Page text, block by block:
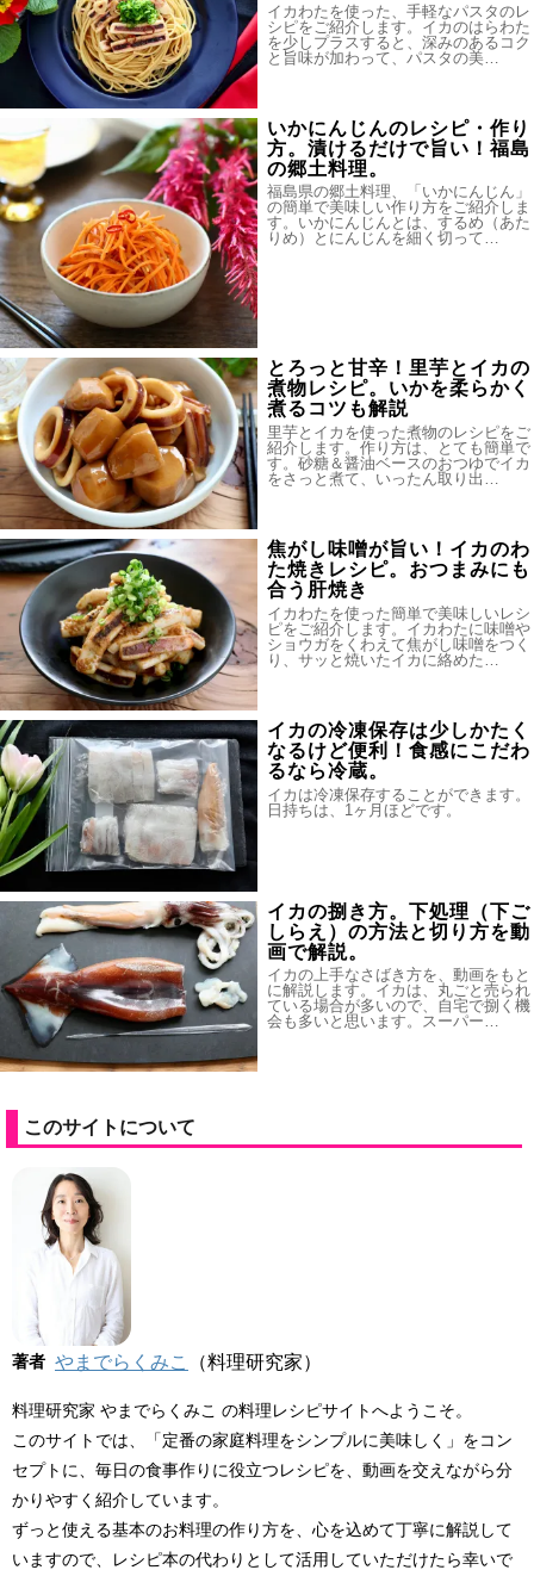
イカわたを使った、手軽なパスタのレ
シピをご紹介します。イカのはらわた
を少しプラスすると、深みのあるコク
と旨味が加わって、パスタの美…
いかにんじんのレシピ・作り
方。漬けるだけで旨い！福島
の郷土料理。
福島県の郷土料理、「いかにんじん」
の簡単で美味しい作り方をご紹介しま
す。いかにんじんとは、するめ（あた
りめ）とにんじんを細く切って…
とろっと甘辛！里芋とイカの
煮物レシピ。いかを柔らかく
煮るコツも解説
里芋とイカを使った煮物のレシピをご
紹介します。作り方は、とても簡単で
す。砂糖＆醤油ベースのおつゆでイカ
をさっと煮て、いったん取り出…
焦がし味噌が旨い！イカのわ
た焼きレシピ。おつまみにも
合う肝焼き
イカわたを使った簡単で美味しいレシ
ピをご紹介します。イカわたに味噌や
ショウガをくわえて焦がし味噌をつく
り、サッと焼いたイカに絡めた…
イカの冷凍保存は少しかたく
なるけど便利！食感にこだわ
るなら冷蔵。
イカは冷凍保存することができます。
日持ちは、1ヶ月ほどです。
イカの捌き方。下処理（下ご
しらえ）の方法と切り方を動
画で解説。
イカの上手なさばき方を、動画をもと
に解説します。イカは、丸ごと売られ
ている場合が多いので、自宅で捌く機
会も多いと思います。スーパー…
このサイトについて
著者 やまでらくみこ （料理研究家）
料理研究家 やまでらくみこ の料理レシピサイトへようこそ。
このサイトでは、「定番の家庭料理をシンプルに美味しく」をコン
セプトに、毎日の食事作りに役立つレシピを、動画を交えながら分
かりやすく紹介しています。
ずっと使える基本のお料理の作り方を、心を込めて丁寧に解説して
いますので、レシピ本の代わりとして活用していただけたら幸いで